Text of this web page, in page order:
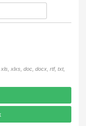
xlxs, doc, docx, rtf, txt,